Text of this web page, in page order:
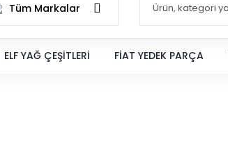
Tüm Markalar
ELF YAĞ ÇEŞITLERI FIAT YEDEK PARÇA